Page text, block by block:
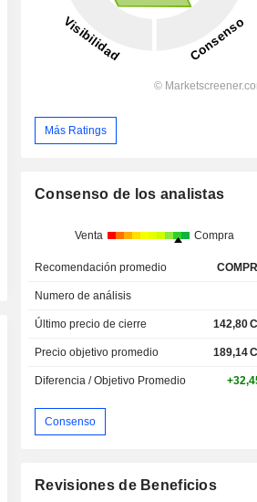
Más Ratings
Consenso de los analistas
Venta Compra
Recomendación promedio
Numero de análisis
Último precio de cierre 142,80
Precio objetivo promedio 189,14
Diferencia / Objetivo Promedio
Consenso
Revisiones de Beneficios